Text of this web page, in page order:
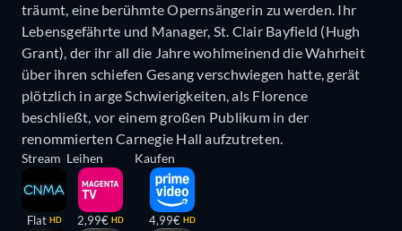
träumt, eine berühmte Opernsängerin zu werden. Ihr
Lebensgefährte und Manager, St. Clair Bayfield (Hugh
Grant), der ihr all die Jahre wohlmeinend die Wahrheit
über ihren schiefen Gesang verschwiegen hatte, gerät
plötzlich in arge Schwierigkeiten, als Florence
beschließt, vor einem großen Publikum in der
renommierten Carnegie Hall aufzutreten.
Stream
Flat HD
Leihen
2,99€ HD
Kaufen
4,99€ HD